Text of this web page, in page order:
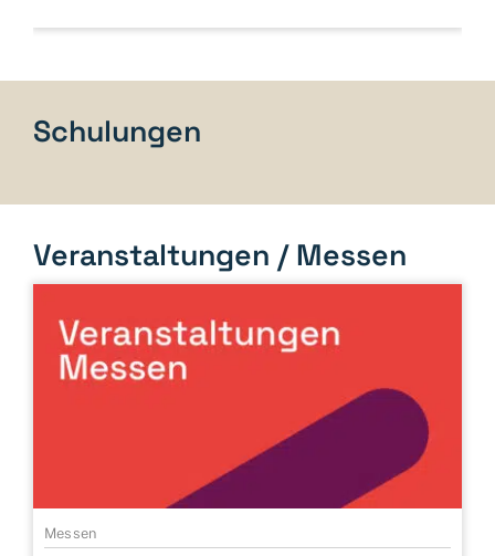
Schulungen
Veranstaltungen / Messen
Messen